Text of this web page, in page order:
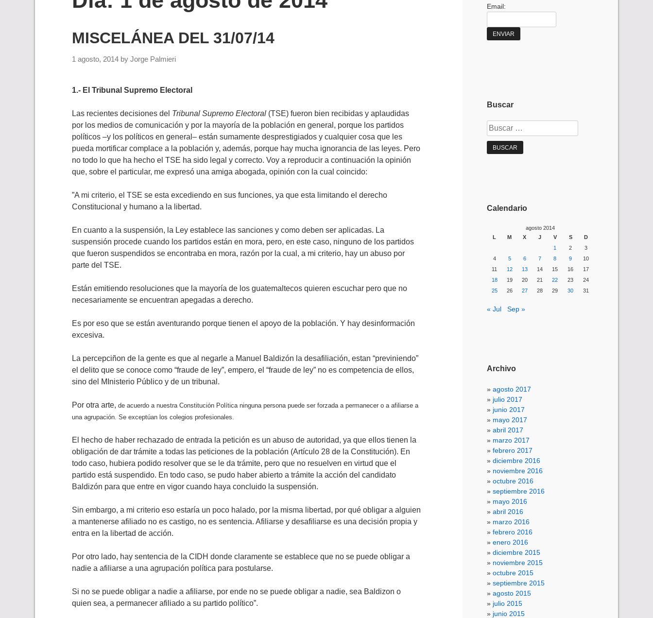
MISCELÁNEA DEL 31/07/14
1 agosto, 2014 by Jorge Palmieri
1.- El Tribunal Supremo Electoral
Las recientes decisiones del Tribunal Supremo Electoral (TSE) fueron bien recibidas y aplaudidas
por los medios de comunicación y por la mayoría de la población en general, porque los partidos
políticos –y los políticos en general– están sumamente desprestigiados y cualquier cosa que les
pueda mortificar complace a la población y, además, porque hay mucha ignorancia de las leyes. Pero
no todo lo que ha hecho el TSE ha sido legal y correcto. Voy a reproducir a continuación la opinión
que, sobre el particular, me expresó una amiga abogada, opinión con la cual coincido:
‎”A mi criterio, el TSE se esta excediendo en sus funciones, ya que esta limitando el derecho
Constitucional y humano a la libertad.
En cuanto a la suspensión, la Ley establece las sanciones y como deben ser aplicadas. La
suspensión procede cuando los partidos están en mora, pero, en este caso, ninguno de los partidos
que fueron suspendidos se encontraba en mora, razón por la cual, a mi criterio, hay un abuso por
parte del TSE.
Están emitiendo resoluciones que la mayoría de los guatemaltecos quieren escuchar pero que no
necesariamente se encuentran apegadas a derecho.
Es por eso que se están aventurando porque tienen el apoyo de la población. Y hay desinformación
excesiva.
La percepciñon de la gente es que al negarle a Manuel Baldizón la desafiliación, estan “previniendo”
el delito que se conoce como “fraude de ley”, empero, el “fraude de ley” no es competencia de ellos,
sino del MInisterio Público y de un tribunal.
Por otra arte, de acuerdo a nuestra Constitución Política ninguna persona puede ser forzada a permanecer o a afiliarse a
una agrupación. Se exceptúan los colegios profesionales.
El hecho de haber rechazado de entrada la petición es un abuso de autoridad, ya que ellos tienen la
obligación de dar trámite a todas las peticiones de la población (Artículo 28 de la Constitución). En
todo caso, hubiera podido resolver que se le da trámite, pero que no resuelven en virtud que el
partido está suspendido. En todo caso, se pudo haber abierto a trámite la acción del candidato
Baldizón para que entre en vigor cuando haya concluido la suspensión.
Sin embargo, a mi criterio eso estaría un poco halado, por la misma libertad, por qué obligar a alguien
a mantenerse afiliado no es castigo, no es sentencia. Afiliarse y desafiliarse es una decisión propia y
entra en la libertad de acción.
Por otro lado, hay sentencia de la CIDH donde claramente se establece que no se puede obligar a
nadie a afiliarse a una agrupación política para postularse.
Si no se puede obligar a nadie a afiliarse, por ende no se puede obligar a nadie, sea Baldizon o
quien sea, a permanecer afiliado a su partido político”.
Email:
Buscar
Buscar:
Calendario
agosto 2014
L
M X J V S
D
1
2
3
4
5 6 7 8 9
10
11
12 13 14 15 16
17
18
19 20 21 22 23
24
25
26 27 28 29 30 31
« Jul Sep »
Archivo
agosto 2017
julio 2017
junio 2017
mayo 2017
abril 2017
marzo 2017
febrero 2017
diciembre 2016
noviembre 2016
octubre 2016
septiembre 2016
mayo 2016
abril 2016
marzo 2016
febrero 2016
enero 2016
diciembre 2015
noviembre 2015
octubre 2015
septiembre 2015
agosto 2015
julio 2015
junio 2015